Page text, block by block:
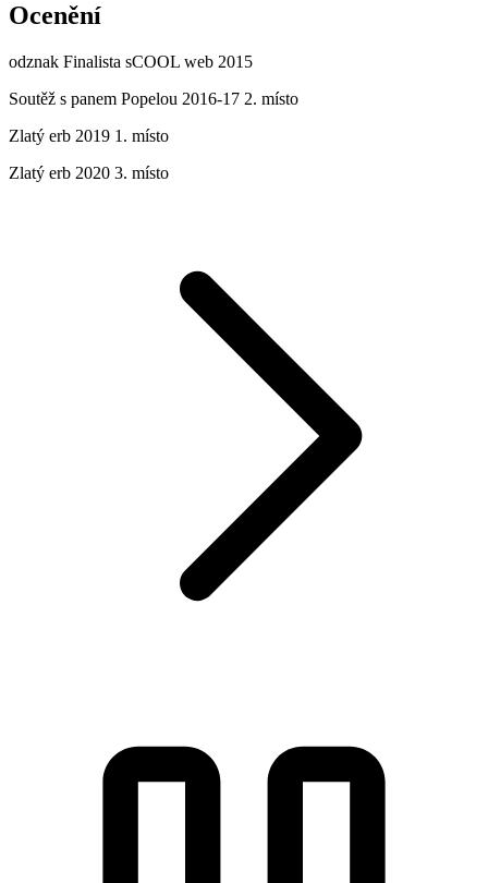
Ocenění
odznak Finalista sCOOL web 2015
Soutěž s panem Popelou 2016-17 2. místo
Zlatý erb 2019 1. místo
Zlatý erb 2020 3. místo